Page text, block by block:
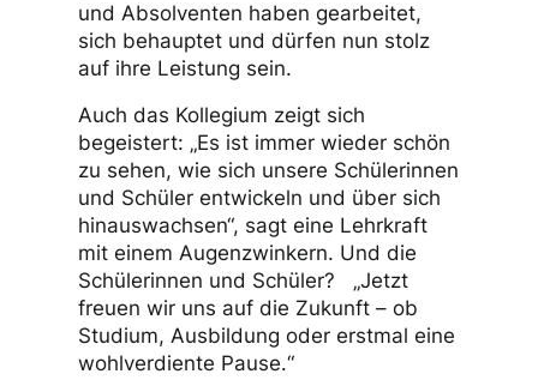
und Absolventen haben gearbeitet,
sich behauptet und dürfen nun stolz
auf ihre Leistung sein.
Auch das Kollegium zeigt sich
begeistert: „Es ist immer wieder schön
zu sehen, wie sich unsere Schülerinnen
und Schüler entwickeln und über sich
hinauswachsen“, sagt eine Lehrkraft
mit einem Augenzwinkern. Und die
Schülerinnen und Schüler? „Jetzt
freuen wir uns auf die Zukunft – ob
Studium, Ausbildung oder erstmal eine
wohlverdiente Pause.“